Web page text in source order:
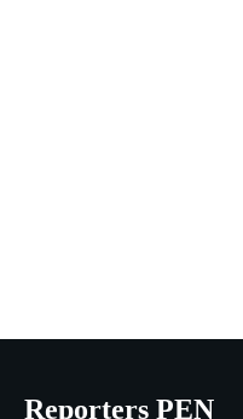
Reporters PEN